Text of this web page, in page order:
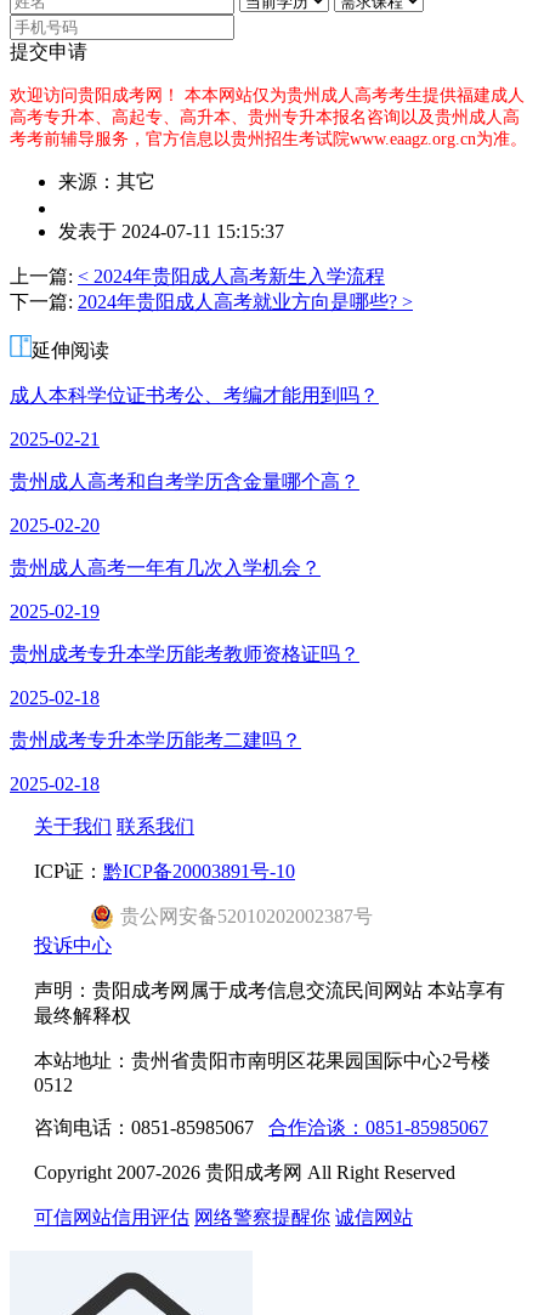
提交申请
欢迎访问贵阳成考网！ 本本网站仅为贵州成人高考考生提供福建成人
高考专升本、高起专、高升本、贵州专升本报名咨询以及贵州成人高
考考前辅导服务，官方信息以贵州招生考试院www.eaagz.org.cn为准。
来源：其它
者：
老
师
发表于 2024-07-11 15:15:37
上一篇: < 2024年贵阳成人高考新生入学流程
下一篇: 2024年贵阳成人高考就业方向是哪些? >
延伸阅读
成人本科学位证书考公、考编才能用到吗？
2025-02-21
贵州成人高考和自考学历含金量哪个高？
2025-02-20
贵州成人高考一年有几次入学机会？
2025-02-19
贵州成考专升本学历能考教师资格证吗？
2025-02-18
贵州成考专升本学历能考二建吗？
2025-02-18
关于我们 联系我们
ICP证： 黔ICP备20003891号-10
贵公网安备52010202002387号
投诉中心
声明：贵阳成考网属于成考信息交流民间网站 本站享有
最终解释权
本站地址：贵州省贵阳市南明区花果园国际中心2号楼
0512
咨询电话：0851-85985067 合作洽谈：0851-85985067
Copyright 2007-2026 贵阳成考网 All Right Reserved
可信网站信用评估 网络警察提醒你 诚信网站